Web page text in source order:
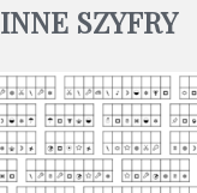
INNE SZYFRY